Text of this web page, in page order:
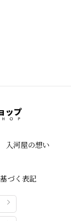
入河屋の想い
づく表記